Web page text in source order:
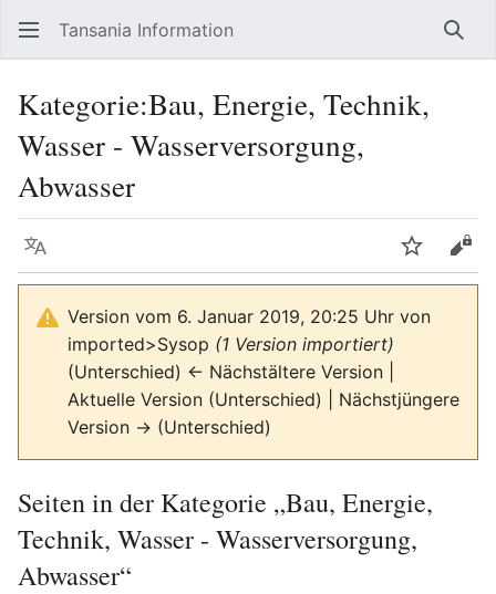
Tansania Information
Kategorie:Bau, Energie, Technik,
Wasser - Wasserversorgung,
Abwasser
Sprache
Version vom 6. Januar 2019, 20:25 Uhr von
imported>Sysop (1 Version importiert)
(Unterschied) ← Nächstältere Version |
Aktuelle Version (Unterschied) | Nächstjüngere
Version → (Unterschied)
Seiten in der Kategorie „Bau, Energie,
Technik, Wasser - Wasserversorgung,
Abwasser“